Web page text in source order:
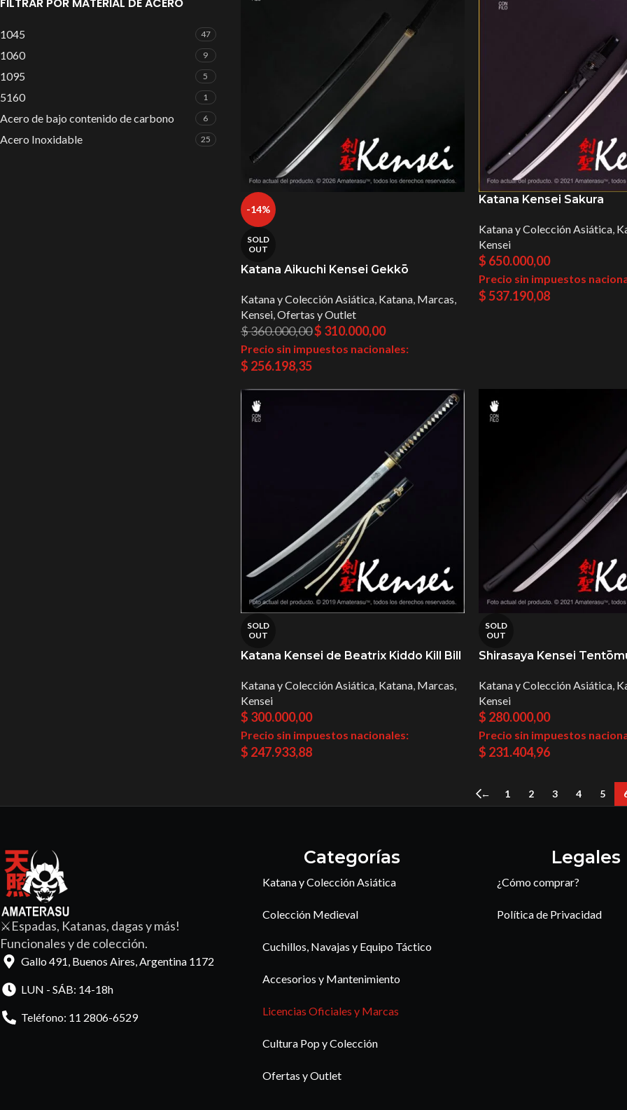
FILTRAR POR MATERIAL DE ACERO
1045 47
1060 9
1095 5
5160 1
Acero de bajo contenido de carbono 6
Acero Inoxidable 25
-14%
SOLD
OUT
Katana Aikuchi Kensei Gekkō
Katana y Colección Asiática, Katana, Marcas
Kensei, Ofertas y Outlet
$360.000,00$ 310.000,00
Precio sin impuestos nacionales:
$ 256.198,35
Katana Kensei Sakura
Katana y Colección Asiática,
Kensei
$ 650.000,00
Precio sin impuestos
$537.190,08
SOLD
OUT
Katana Kensei de Beatrix Kiddo Kill Bill
Katana y Colección Asiática, Katana, Marcas,
Kensei
$ 300.000,00
Precio sin impuestos nacionales:
$ 247.933,88
SOLD
OUT
Shirasaya Kensei
Katana y Colección Asiática,
Kensei
$ 280.000,00
Precio sin impuestos
$ 231.404,96
← 1 2 3 4 5
⚔️Espadas, Katanas, dagas y más!
Funcionales y de colección.
Gallo 491, Buenos Aires, Argentina 1172
LUN - SÁB: 14-18h
Teléfono: 11 2806-6529
Categorías
Katana y Colección Asiática
Colección Medieval
Cuchillos, Navajas y Equipo Táctico
Accesorios y Mantenimiento
Licencias Oficiales y Marcas
Cultura Pop y Colección
Ofertas y Outlet
Legales
¿Cómo comprar?
Política de Privacidad